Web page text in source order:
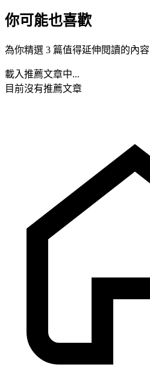
你可能也喜歡
為你精選 3 篇值得延伸閱讀的內容
載入推薦文章中...
目前沒有推薦文章